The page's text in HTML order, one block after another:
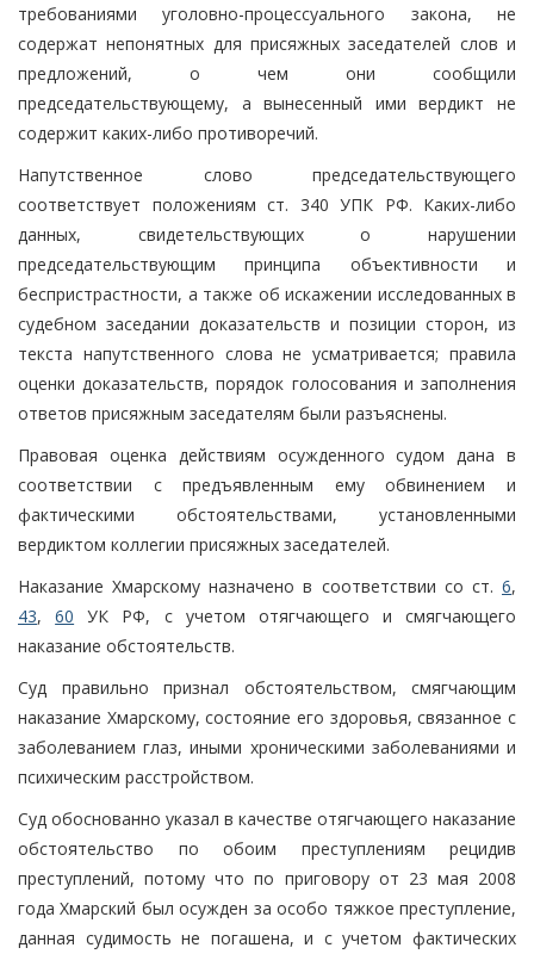
требованиями уголовно-процессуального закона, не
содержат непонятных для присяжных заседателей слов и
предложений, о чем они сообщили
председательствующему, а вынесенный ими вердикт не
содержит каких-либо противоречий.
Напутственное слово председательствующего
соответствует положениям ст. 340 УПК РФ. Каких-либо
данных, свидетельствующих о нарушении
председательствующим принципа объективности и
беспристрастности, а также об искажении исследованных в
судебном заседании доказательств и позиции сторон, из
текста напутственного слова не усматривается; правила
оценки доказательств, порядок голосования и заполнения
ответов присяжным заседателям были разъяснены.
Правовая оценка действиям осужденного судом дана в
соответствии с предъявленным ему обвинением и
фактическими обстоятельствами, установленными
вердиктом коллегии присяжных заседателей.
Наказание Хмарскому назначено в соответствии со ст. 6,
43,60 УК РФ, с учетом отягчающего и смягчающего
наказание обстоятельств.
Суд правильно признал обстоятельством, смягчающим
наказание Хмарскому, состояние его здоровья, связанное с
заболеванием глаз, иными хроническими заболеваниями и
психическим расстройством.
Суд обоснованно указал в качестве отягчающего наказание
обстоятельство по обоим преступлениям рецидив
преступлений, потому что по приговору от 23 мая 2008
года Хмарский был осужден за особо тяжкое преступление,
данная судимость не погашена, и с учетом фактических